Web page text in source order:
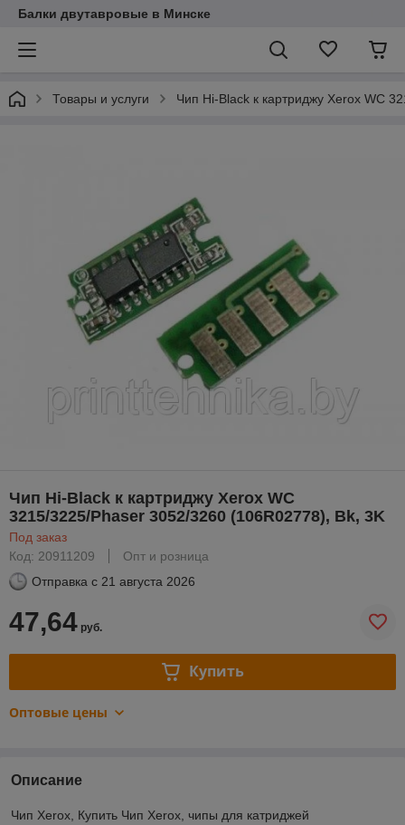
Балки двутавровые в Минске
Товары и услуги Чип Hi-Black к картриджу Xerox WC
Чип Hi-Black к картриджу Xerox WC
3215/3225/Phaser 3052/3260 (106R02778), Bk, 3K
Под заказ
Код: 20911209
Опт и розница
Отправка с 21 августа 2026
47,64 руб.
Купить
Оптовые цены
Описание
Чип Xerox, Купить Чип Xerox, чипы для катриджей